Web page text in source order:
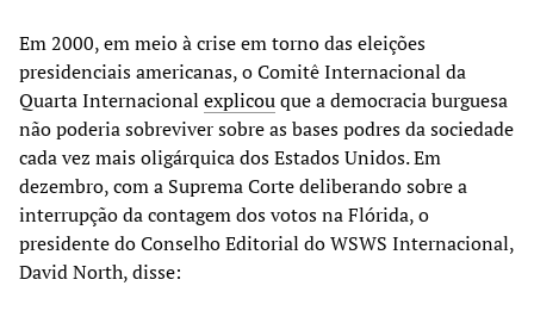
Em 2000, em meio à crise em torno das eleições
presidenciais americanas, o Comitê Internacional da
Quarta Internacional explicouque a democracia burguesa
não poderia sobreviver sobre as bases podres da sociedade
cada vez mais oligárquica dos Estados Unidos. Em
dezembro, com a Suprema Corte deliberando sobre a
interrupção da contagem dos votos na Flórida, o
presidente do Conselho Editorial do WSWS Internacional,
David North, disse: